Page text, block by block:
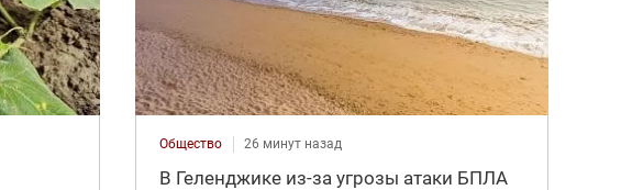
Общество 26 минут назад
В Геленджике из-за угрозы атаки БПЛА